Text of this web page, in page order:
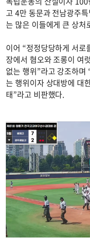
고 4만 동문과 전남광주
는 많은 이들에게 큰 상
이어 “정정당당하게 서
장에서 혐오와 조롱이 여
없는 행위”라고 강조하
는 행위이자 상대방에 대
태”라고 비판했다.